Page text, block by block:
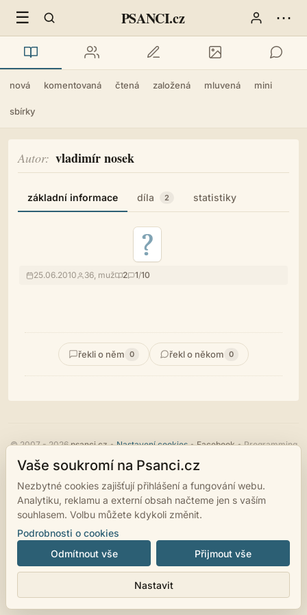
☰ PSANCI.cz ⋯
nová komentovaná čtená založená mluvená mini
sbírky
Autor vladimír nosek
základní informace díla 2 statistiky
25.06.2010 36, muž 2 1/10
řekli o něm 0 řekl o někom 0
© 2007 - 2026psanci.cz•Nastavení cookies•Facebook• Programming
Vaše soukromí na Psanci.cz
Nezbytné cookies zajišťují přihlášení a fungování webu.
Analytiku, reklamu a externí obsah načteme jen s vaším
souhlasem. Volbu můžete kdykoli změnit.
Podrobnosti o cookies
Odmítnout vše
Nastavit
Přijmout vše